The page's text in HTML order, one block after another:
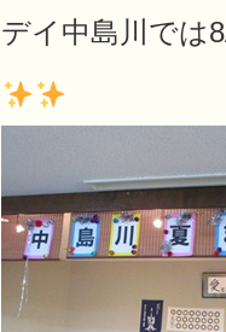
デイ中島川では